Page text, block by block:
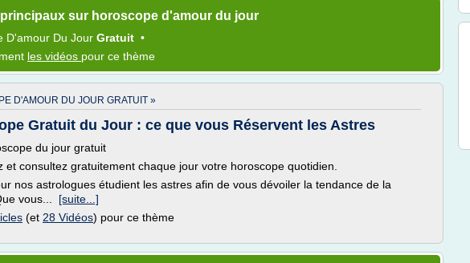
sur horoscope d'amour du jour
D'amour Du Jour Gratuit •
les vidéos pour ce thème
D'AMOUR DU JOUR GRATUIT »
Gratuit du Jour : ce que vous Réservent les Astres
du jour gratuit
et consultez gratuitement chaque jour votre horoscope quotidien.
nos astrologues étudient les astres afin de vous dévoiler la tendance de la
vous... [suite...]
(et 28 Vidéos) pour ce thème